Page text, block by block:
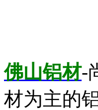
佛山铝材-
材为主的